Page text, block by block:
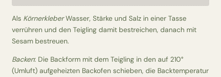
Als KörnerkleberWasser, Stärke und Salz in einer Tasse
verrühren und den Teigling damit bestreichen, danach mit
Sesam bestreuen.
Backen: Die Backform mit dem Teigling in den auf 210°
(Umluft) aufgeheizten Backofen schieben, die Backtemperatur